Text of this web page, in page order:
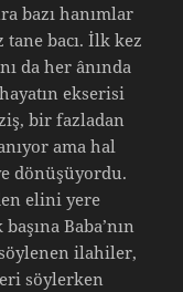
bazı hanımlar
tane bacı. İlk kez
da her ânında
ekserisi
bir fazladan
ama hal
dönüşüyordu.
elini yere
Baba’nın
ilahiler,
söylerken